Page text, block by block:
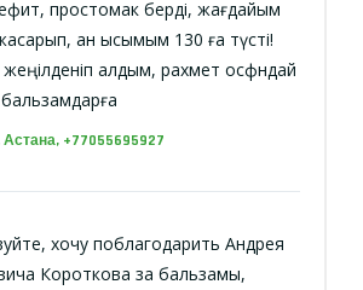
простомак берді, жағдайым
қан қысымым 130 ға түсті!
қалдым, рахмет осфндай
+77055695927
хочу поблагодарить Андрея
Короткова за бальзамы,